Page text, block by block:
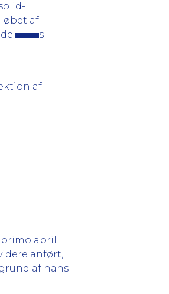
af
s
af
april
anført,
af hans